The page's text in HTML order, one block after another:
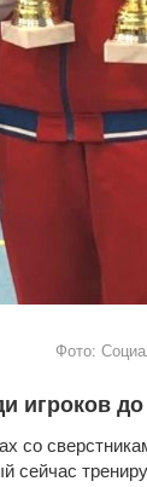
Фото:
игроков до
со
сейчас